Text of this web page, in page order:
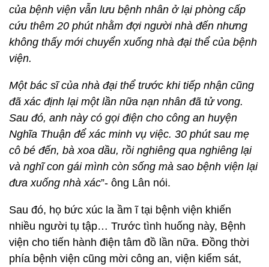
của bệnh viện vẫn lưu bệnh nhân ở lại phòng cấp
cứu thêm 20 phút nhằm đợi người nhà đến nhưng
không thấy mới chuyển xuống nhà đại thể của bệnh
viện.
Một bác sĩ của nhà đại thể trước khi tiếp nhận cũng
đã xác định lại một lần nữa nạn nhân đã tử vong.
Sau đó, anh này có gọi điện cho công an huyện
Nghĩa Thuận để xác minh vụ việc. 30 phút sau mẹ
cô bé đến, bà xoa dầu, rồi nghiêng qua nghiêng lại
và nghĩ con gái mình còn sống mà sao bệnh viện lại
đưa xuống nhà xác”- ông Lân nói.
Sau đó, họ bức xúc la ầm ĩ tại bệnh viện khiến
nhiều người tụ tập… Trước tình huống này, Bệnh
viện cho tiến hành điện tâm đồ lần nữa. Đồng thời
phía bệnh viện cũng mời công an, viện kiểm sát,